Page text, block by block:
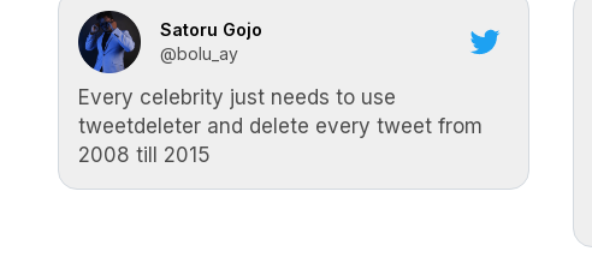
Satoru Gojo
@bolu_ay
Every celebrity just needs to use
tweetdeleter and delete every tweet from
2008 till 2015